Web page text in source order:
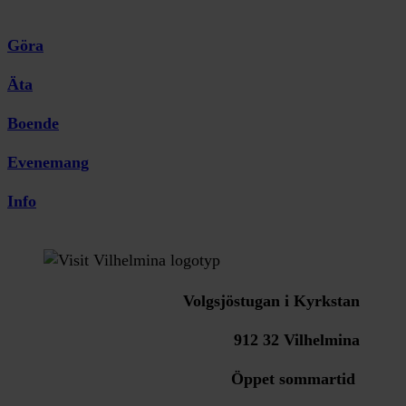
Göra
Äta
Boende
Evenemang
Info
Volgsjöstugan i Kyrkstan
912 32 Vilhelmina
Öppet sommartid